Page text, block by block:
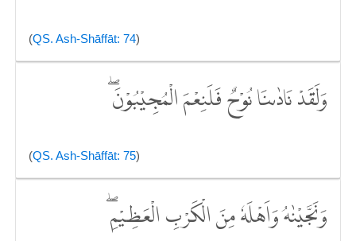
(QS. Ash-Shāffāt: 74)
وَلَقَدْ نَادٰىنَا نُوْحٌ فَلَنِعْمَ الْمُجِيْبُوْنَۖ
(QS. Ash-Shāffāt: 75)
وَنَجَّيْنٰهُ وَاَهْلَهٗ مِنَ الْكَرْبِ الْعَظِيْمِۖ